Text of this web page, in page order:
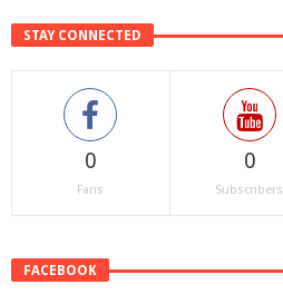
STAY CONNECTED
0
Fans
0
Subscribers
FACEBOOK